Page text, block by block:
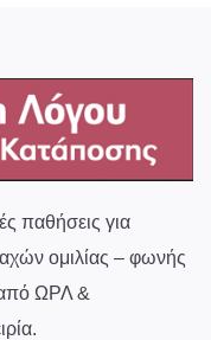
παθήσεις για
ομιλίας – φωνής
από ΩΡΛ &